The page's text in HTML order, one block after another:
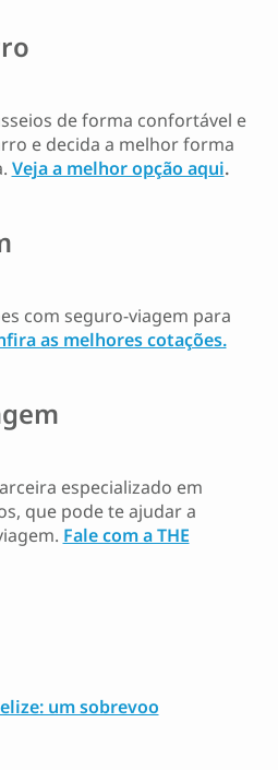
de forma confortável e
e decida a melhor forma
Veja a melhor opção aqui.
com seguro-viagem para
as melhores cotações.
especializado em
que pode te ajudar a
Fale com a THE
um sobrevoo